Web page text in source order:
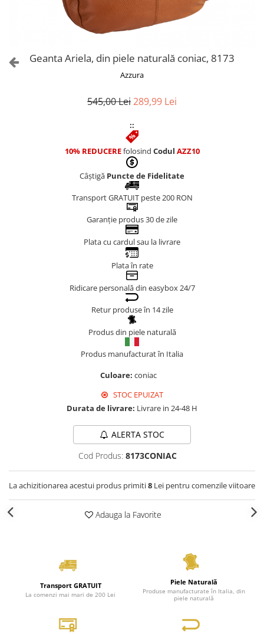
Genți AlbeGeanta Ariela, din piele naturală coniac, 8173
Azzura
545,00 Lei289,99 Lei
::
10% REDUCEREfolosind Codul AZZ10
Câștigă Puncte de Fidelitate
Transport GRATUIT peste 200 RON
Garanție produs 30 de zile
Plata cu cardul sau la livrare
Plata în rate
Ridicare personală din easybox 24/7
Retur produse în 14 zile
Produs din piele naturală
Produs manufacturat în Italia
Culoare: coniac
STOC EPUIZAT
Durata de livrare: Livrare in 24-48 H
ALERTA STOC
Cod Produs: 8173CONIAC
La achizitionarea acestui produs primiti8 Lei pentru comenzile viitoare
Adauga la Favorite
Transport GRATUIT
La comenzi mai mari de 200 Lei
Piele Naturală
Produse manufacturate în Italia, din
piele naturală